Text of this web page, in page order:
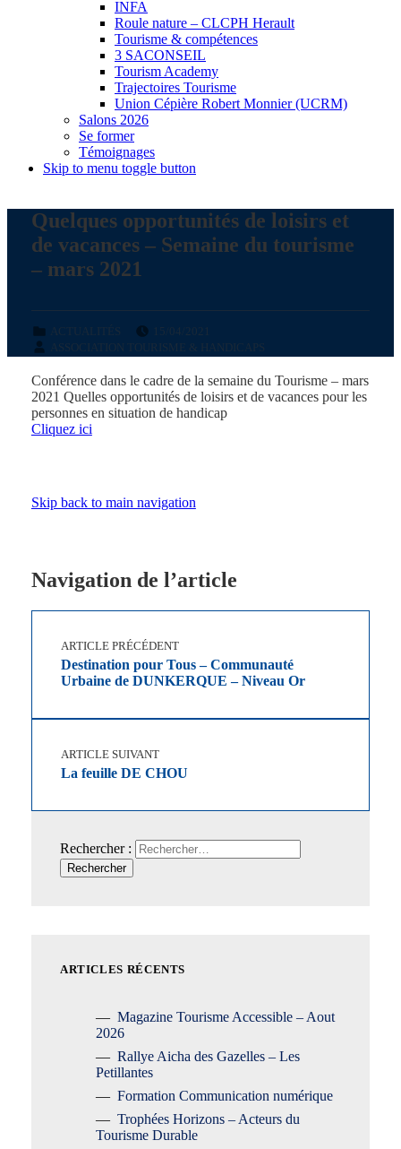
INFA
Roule nature – CLCPH Herault
Tourisme & compétences
3 SACONSEIL
Tourism Academy
Trajectoires Tourisme
Union Cépière Robert Monnier (UCRM)
Salons 2026
Se former
Témoignages
Skip to menu toggle button
Quelques opportunités de loisirs et
de vacances – Semaine du tourisme
– mars 2021
ACTUALITÉS
POSTED ON:
15/04/2021
WRITTEN BY:
ASSOCIATION TOURISME & HANDICAPS
Conférence dans le cadre de la semaine du Tourisme – mars
2021 Quelles opportunités de loisirs et de vacances pour les
personnes en situation de handicap
Cliquez ici
Skip back to main navigation
Navigation de l’article
ARTICLE PRÉCÉDENT
Destination pour Tous – Communauté
Urbaine de DUNKERQUE – Niveau Or
ARTICLE SUIVANT
La feuille DE CHOU
Rechercher :
ARTICLES RÉCENTS
Magazine Tourisme Accessible – Aout
2026
Rallye Aicha des Gazelles – Les
Petillantes
Formation Communication numérique
Trophées Horizons – Acteurs du
Tourisme Durable